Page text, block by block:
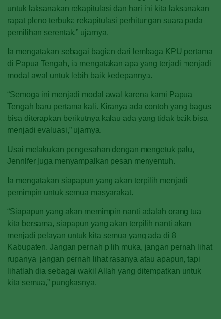
untuk laksanakan rekapitulasi dan hari ini kita laksanakan
rapat pleno terbuka rekapitulasi perhitungan suara pada
pemilihan serentak,” ujarnya.
Ia mengatakan sebagai bagian dari lembaga KPU pertama
di Papua Tengah, ia mengatakan apa yang terjadi menjadi
modal awal untuk lebih baik kedepannya.
“Semoga ini menjadi modal awal karena kami Papua
Tengah baru pertama kali. Kiranya ada contoh yang bagus
bisa diterapkan berikutnya kalau ada yang tidak baik bisa
menjadi evaluasi,” ujarnya.
Usai melakukan pengesahan dengan mengetuk palu,
Jennifer juga menyampaikan pesan menyentuh.
Ia mengatakan siapapun yang akan terpilih menjadi
pemimpin untuk semua masyarakat.
“Siapapun yang akan memimpin nanti adalah orang tua
kita bersama, siapapun yang akan terpilih nanti akan
menjadi pelayan untuk kita semua yang ada di 8
Kabupaten. Jangan pernah pilih muka, jangan pernah lihat
rupanya, jangan pernah lihat rasanya atau apapun, tapi
lihatlah dia sebagai wakil Allah yang ditempatkan untuk
kita semua,” pungkasnya.